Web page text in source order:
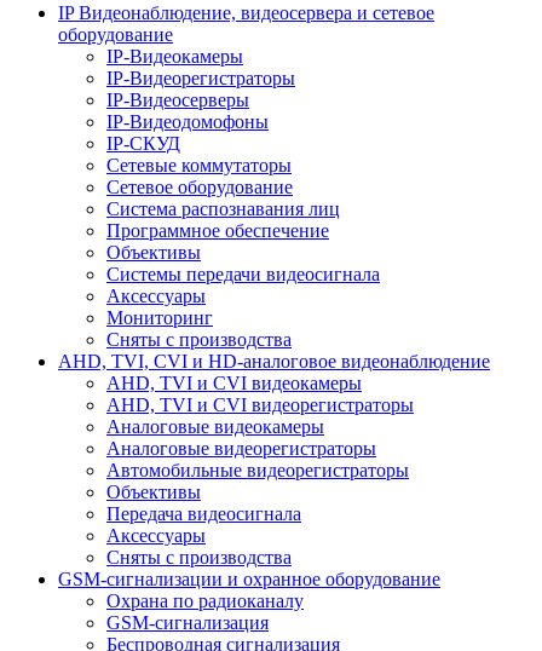
IP Видеонаблюдение, видеосервера и сетевое
оборудование
IP-Видеокамеры
IP-Видеорегистраторы
IP-Видеосерверы
IP-Видеодомофоны
IP-СКУД
Сетевые коммутаторы
Сетевое оборудование
Система распознавания лиц
Программное обеспечение
Объективы
Системы передачи видеосигнала
Аксессуары
Мониторинг
Сняты с производства
AHD, TVI, CVI и HD-аналоговое видеонаблюдение
AHD, TVI и CVI видеокамеры
AHD, TVI и CVI видеорегистраторы
Аналоговые видеокамеры
Аналоговые видеорегистраторы
Автомобильные видеорегистраторы
Объективы
Передача видеосигнала
Аксессуары
Сняты с производства
GSM-сигнализации и охранное оборудование
Охрана по радиоканалу
GSM-сигнализация
Беспроводная сигнализация